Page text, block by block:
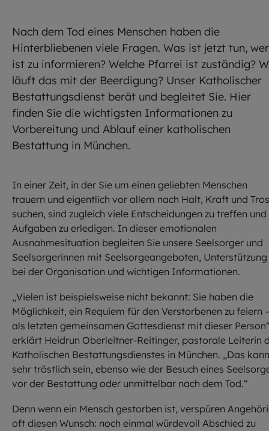
Nach dem Tod eines Menschen haben die
Hinterbliebenen viele Fragen. Was ist jetzt tun, wer
ist zu informieren? Welche Pfarrei ist zuständig?
läuft das mit der Beerdigung? Unser Katholischer
Bestattungsdienst berät und begleitet Sie. Hier
finden Sie die wichtigsten Informationen zu
Vorbereitung und Ablauf einer katholischen
Bestattung in München.
In einer Zeit, in der Sie um einen geliebten Menschen
trauern und eigentlich vor allem nach Halt, Kraft und
suchen, sind zugleich viele Entscheidungen zu treffen und
Aufgaben zu erledigen. In dieser emotionalen
Ausnahmesituation begleiten Sie unsere Seelsorger und
Seelsorgerinnen mit Seelsorgeangeboten, Unterstützung
bei der Organisation und wichtigen Informationen.
„Vielen ist beispielsweise nicht bekannt: Sie haben die
Möglichkeit, ein Requiem für den Verstorbenen zu feiern –
als letzten gemeinsamen Gottesdienst mit dieser
erklärt Heidrun Oberleitner-Reitinger, pastorale Leiterin
Katholischen Bestattungsdienstes in München. „Das kann
sehr tröstlich sein, ebenso wie der Besuch eines
vor der Bestattung oder unmittelbar nach dem Tod.“
Denn wenn ein Mensch gestorben ist, verspüren
oft diesen Wunsch: noch einmal würdevoll Abschied zu